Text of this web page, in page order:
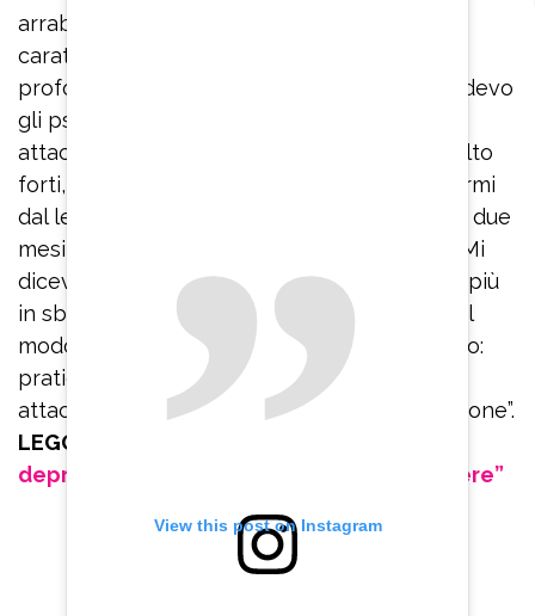
arrabbiarmi per qualcosa perché ho un
caratterino non molto facile, inspiro
profondamente. Quando stavo male e prendevo
gli psicofarmaci, quando mi arrivavano gli
attacchi di panico che erano veramente molto
forti, ero immobilizzata, non riuscivo ad alzarmi
dal letto e ad uscire dalla stanza. Sono stata due
mesi rinchiusa in casa, con le tende chiuse. Mi
dicevano: ‘Respira’. Io ci provavo ma andavo più
in sbatti. Invece bisogna imparare a farlo nel
modo corretto. Quindi rinnovo il mio consiglio:
praticate Hatha yoga se volete uscire dagli
attacchi di panico che portano alla depressione”.
LEGGI ANCHE:
depressione: “Sono sparita per sopravvivere”
View this post on Instagram